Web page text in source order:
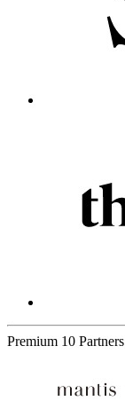
Premium 10 Partners